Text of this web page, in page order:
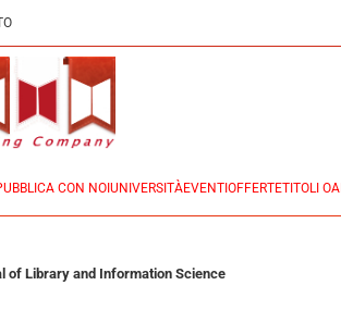
CON NOI UNIVERSITÀEVENTI OFFERTETITOLI OA
of Library and Information Science